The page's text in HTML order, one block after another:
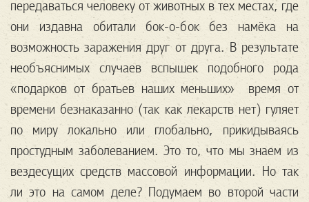
передаваться человеку от животных в тех местах, где
они издавна обитали бок-о-бок без намёка на
возможность заражения друг от друга. В результате
необъяснимых случаев вспышек подобного рода
«подарков от братьев наших меньших» время от
времени безнаказанно (так как лекарств нет) гуляет
по миру локально или глобально, прикидываясь
простудным заболеванием. Это то, что мы знаем из
вездесущих средств массовой информации. Но так
ли это на самом деле? Подумаем во второй части